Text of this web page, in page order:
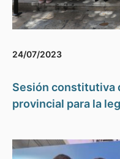
24/07/2023
Sesión constitutiva
provincial para la